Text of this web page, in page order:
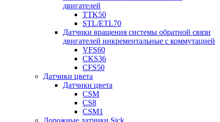
двигателей
TTK50
STL/ETL70
Датчики вращения системы обратной связи
двигателей инкрементальные с коммутацией
VFS60
CKS36
CFS50
Датчики цвета
Датчики цвета
CSM
CS8
CSM1
Дорожные датчики Sick